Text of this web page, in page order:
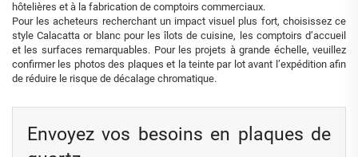
hôtelières et à la fabrication de comptoirs commerciaux.
Pour les acheteurs recherchant un impact visuel plus fort, choisissez ce
style Calacatta or blanc pour les îlots de cuisine, les comptoirs d’accueil
et les surfaces remarquables. Pour les projets à grande échelle, veuillez
confirmer les photos des plaques et la teinte par lot avant l’expédition afin
de réduire le risque de décalage chromatique.
Envoyez vos besoins en plaques de